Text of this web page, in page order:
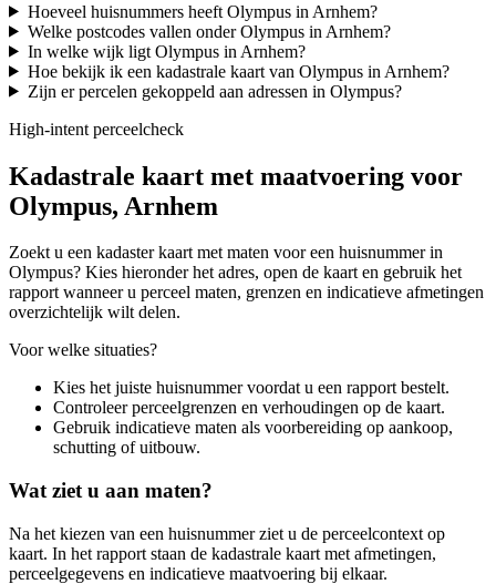
Hoeveel huisnummers heeft Olympus in Arnhem?
Welke postcodes vallen onder Olympus in Arnhem?
In welke wijk ligt Olympus in Arnhem?
Hoe bekijk ik een kadastrale kaart van Olympus in Arnhem?
Zijn er percelen gekoppeld aan adressen in Olympus?
High-intent perceelcheck
Kadastrale kaart met maatvoering voor
Olympus, Arnhem
Zoekt u een kadaster kaart met maten voor een huisnummer in
Olympus? Kies hieronder het adres, open de kaart en gebruik het
rapport wanneer u perceel maten, grenzen en indicatieve afmetingen
overzichtelijk wilt delen.
Voor welke situaties?
Kies het juiste huisnummer voordat u een rapport bestelt.
Controleer perceelgrenzen en verhoudingen op de kaart.
Gebruik indicatieve maten als voorbereiding op aankoop,
schutting of uitbouw.
Wat ziet u aan maten?
Na het kiezen van een huisnummer ziet u de perceelcontext op
kaart. In het rapport staan de kadastrale kaart met afmetingen,
perceelgegevens en indicatieve maatvoering bij elkaar.